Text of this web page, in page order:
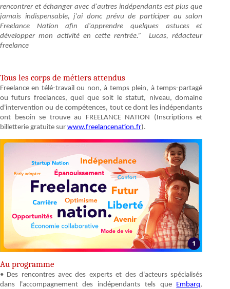
rencontrer et échanger avec d'autres indépendants est plus que
jamais indispensable, j'ai donc prévu de participer au salon
Freelance Nation afin d'apprendre quelques astuces et
développer mon activité en cette rentrée.” Lucas, rédacteur
freelance
Tous les corps de métiers attendus
Freelance en télé-travail ou non, à temps plein, à temps-partagé
ou futurs freelances, quel que soit le statut, niveau, domaine
d'intervention ou de compétences, tout ce dont les indépendants
ont besoin se trouve au FREELANCE NATION (Inscriptions et
billetterie gratuite sur www.freelancenation.fr).
Au programme
• Des rencontres avec des experts et des d'acteurs spécialisés
dans l'accompagnement des indépendants tels que Embarq,